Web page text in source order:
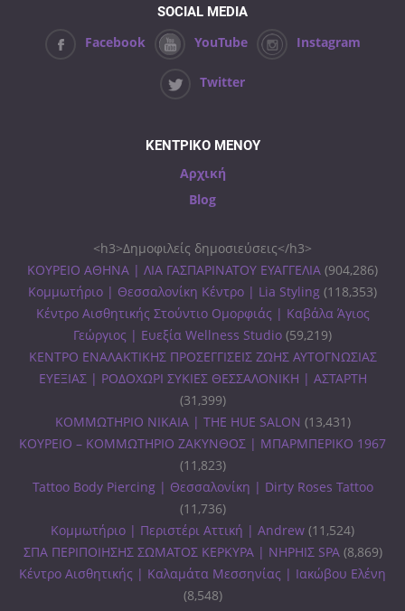
SOCIAL MEDIA
Facebook YouTube Instagram
Twitter
ΚΕΝΤΡΙΚΟ ΜΕΝΟΥ
Αρχική
Blog
<h3>Δημοφιλείς δημοσιεύσεις</h3>
ΚΟΥΡΕΙΟ ΑΘΗΝΑ | ΛΙΑ ΓΑΣΠΑΡΙΝΑΤΟΥ ΕΥΑΓΓΕΛΙΑ (904,286)
Κομμωτήριο | Θεσσαλονίκη Κέντρο | Lia Styling (118,353)
Κέντρο Αισθητικής Στούντιο Ομορφιάς | Καβάλα Άγιος
Γεώργιος | Ευεξία Wellness Studio (59,219)
ΚΕΝΤΡΟ ΕΝΑΛΑΚΤΙΚΗΣ ΠΡΟΣΕΓΓΙΣΕΙΣ ΖΩΗΣ ΑΥΤΟΓΝΩΣΙΑΣ
ΕΥΕΞΙΑΣ | ΡΟΔΟΧΩΡΙ ΣΥΚΙΕΣ ΘΕΣΣΑΛΟΝΙΚΗ | ΑΣΤΑΡΤΗ
(31,399)
ΚΟΜΜΩΤΗΡΙΟ ΝΙΚΑΙΑ | THE HUE SALON (13,431)
ΚΟΥΡΕΙΟ – ΚΟΜΜΩΤΗΡΙΟ ΖΑΚΥΝΘΟΣ | ΜΠΑΡΜΠΕΡΙΚΟ 1967
(11,823)
Tattoo Body Piercing | Θεσσαλονίκη | Dirty Roses Tattoo
(11,736)
Κομμωτήριο | Περιστέρι Αττική | Andrew (11,524)
ΣΠΑ ΠΕΡΙΠΟΙΗΣΗΣ ΣΩΜΑΤΟΣ ΚΕΡΚΥΡΑ | ΝΗΡΗΙΣ SPA (8,869)
Κέντρο Αισθητικής | Καλαμάτα Μεσσηνίας | Ιακώβου Ελένη
(8,548)